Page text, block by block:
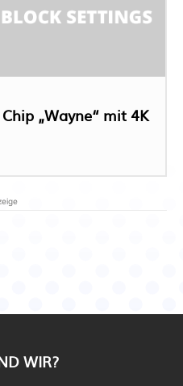
„Wayne“ mit 4K
WIR?